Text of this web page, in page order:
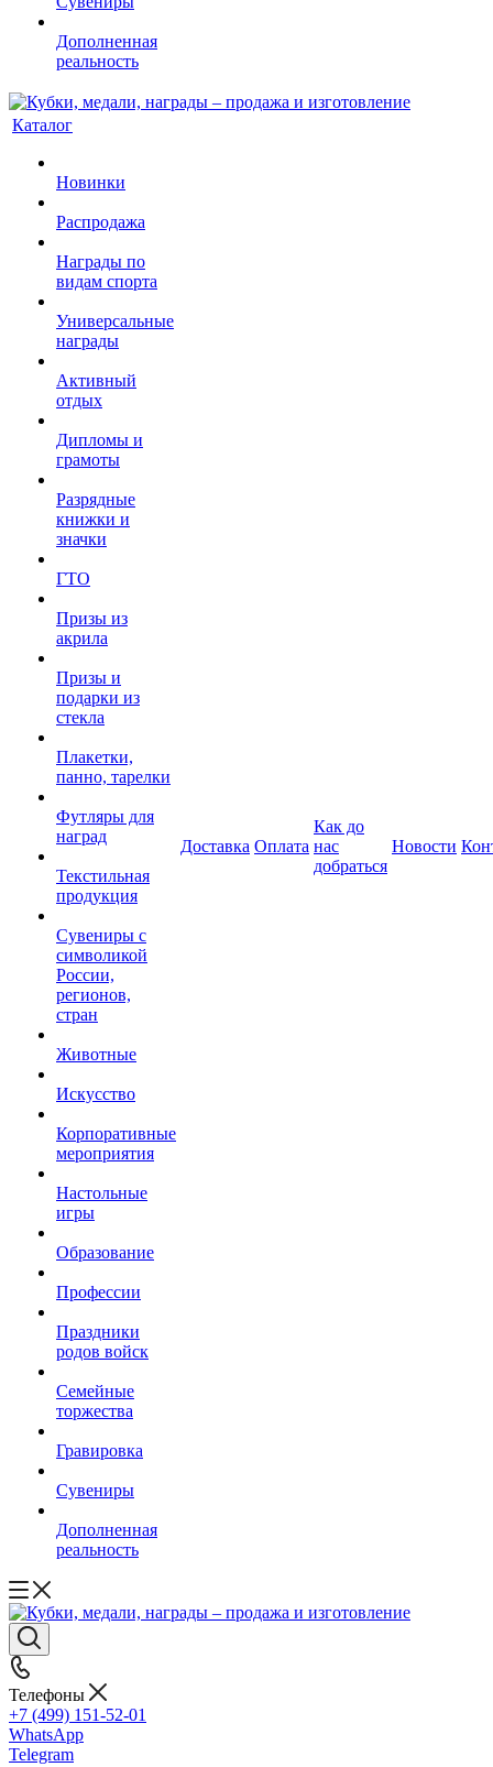
Дополненная
реальность
Каталог
Новинки
Распродажа
Награды по
видам спорта
Универсальные
награды
Активный
отдых
Дипломы и
грамоты
Разрядные
книжки и
значки
ГТО
Призы из
акрила
Призы и
подарки из
стекла
Плакетки,
панно, тарелки
Футляры для
наград
Текстильная
продукция
Сувениры с
символикой
России,
регионов,
стран
Животные
Искусство
Корпоративные
мероприятия
Настольные
игры
Образование
Профессии
Праздники
родов войск
Семейные
торжества
Гравировка
Сувениры
Дополненная
реальность
Доставка Оплата
Как до
нас
добраться
Новости
Телефоны
+7 (499) 151-52-01
WhatsApp
Telegram